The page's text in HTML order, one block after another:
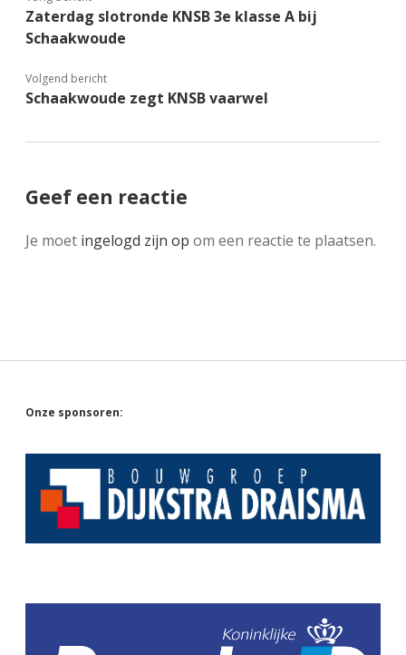
Zaterdag slotronde KNSB 3e klasse A bij
Schaakwoude
Volgend bericht
Schaakwoude zegt KNSB vaarwel
Geef een reactie
Je moet ingelogd zijn op om een reactie te plaatsen.
Sidebar
Onze sponsoren: